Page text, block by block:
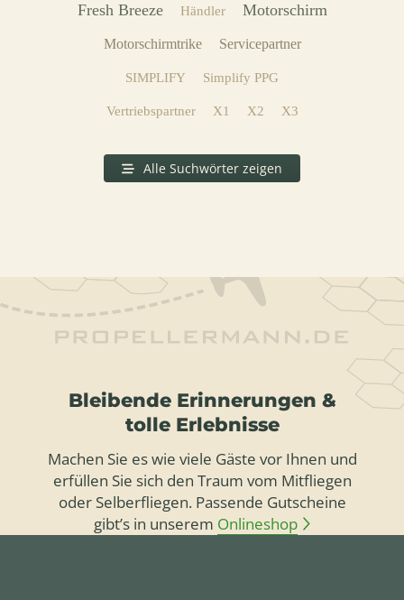
Fresh Breeze Händler Motorschirm
Motorschirmtrike Servicepartner
SIMPLIFY Simplify PPG
Vertriebspartner X1 X2 X3
Alle Suchwörter zeigen
Bleibende Erinnerungen &
tolle Erlebnisse
Machen Sie es wie viele Gäste vor Ihnen und
erfüllen Sie sich den Traum vom Mitfliegen
oder Selberfliegen. Passende Gutscheine
gibt’s in unserem Onlineshop